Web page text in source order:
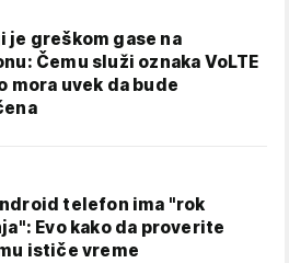
je greškom gase na
Čemu služi oznaka VoLTE
mora uvek da bude
telefon ima "rok
Evo kako da proverite
ističe vreme